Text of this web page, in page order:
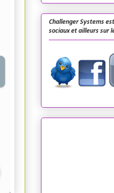
Challenger Systems
sociaux et ailleurs sur